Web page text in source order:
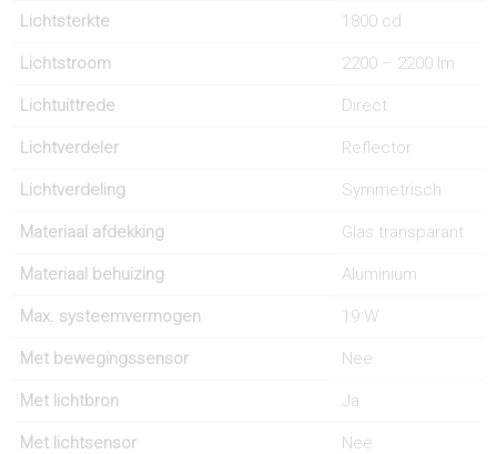
Lichtsterkte 1800 cd
Lichtstroom 2200 – 2200 lm
Lichtuittrede Direct
Lichtverdeler Reflector
Lichtverdeling Symmetrisch
Materiaal afdekking Glas transparant
Materiaal behuizing Aluminium
Max. systeemvermogen 19 W
Met bewegingssensor Nee
Met lichtbron Ja
Met lichtsensor Nee